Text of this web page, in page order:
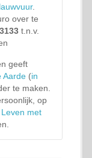
.
over te
t.n.v.
geeft
Aarde (in
te maken.
op
Leven met